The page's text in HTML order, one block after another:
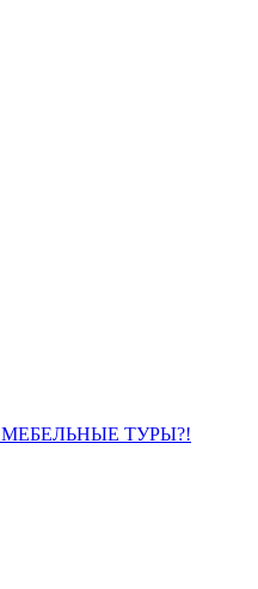
МЕБЕЛЬНЫЕ ТУРЫ?!